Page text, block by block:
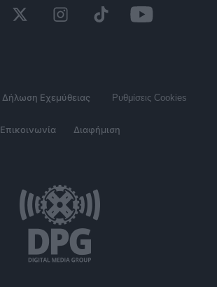
Δήλωση Εχεμύθειας Ρυθμίσεις Cookies
Επικοινωνία Διαφήμιση